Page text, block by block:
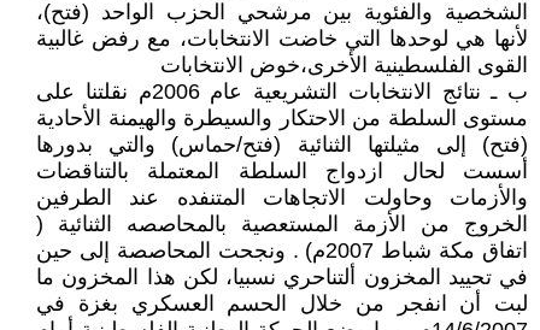
الشخصية والفئوية بين مرشحي الحزب الواحد (فتح)،
لأنها هي لوحدها التي خاضت الانتخابات، مع رفض غالبية
القوى الفلسطينية الأخرى،خوض الانتخابات
ب ـ نتائج الانتخابات التشريعية عام 2006م نقلتنا على
مستوى السلطة من الاحتكار والسيطرة والهيمنة الأحادية
(فتح) إلى مثيلتها الثنائية (فتح/حماس) والتي بدورها
أسست لحال ازدواج السلطة المعتملة بالتناقضات
والأزمات وحاولت الاتجاهات المتنفده عند الطرفين
الخروج من الأزمة المستعصية بالمحاصصه الثنائية (
اتفاق مكة شباط 2007م) . ونجحت المحاصصة إلى حين
في تحييد المخزون ألتناحري نسبيا، لكن هذا المخزون ما
لبت أن انفجر من خلال الحسم العسكري بغزة في